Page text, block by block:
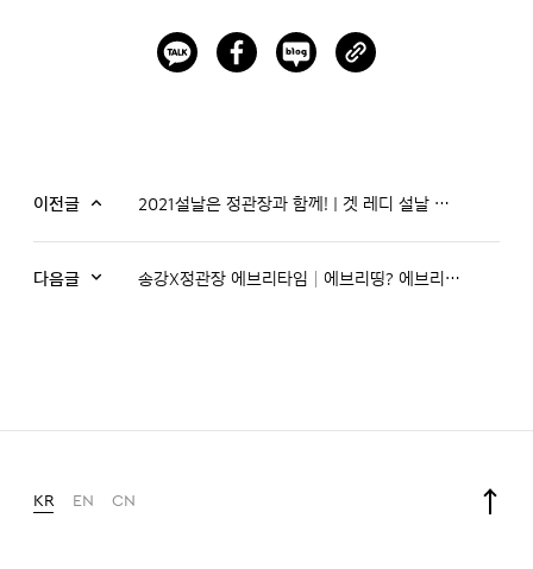
이전글 2021설날은 정관장과 함께! | 겟 레디 설날 윗 '정관장'
다음글 송강X정관장 에브리타임│에브리띵? 에브리타임!
KR EN CN